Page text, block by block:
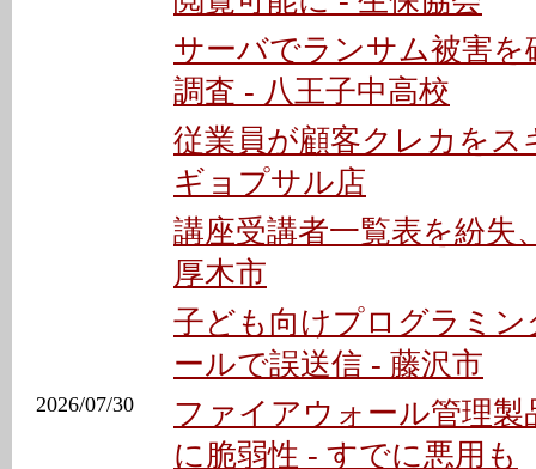
サーバでランサム被害を
調査 - 八王子中高校
従業員が顧客クレカをス
ギョプサル店
講座受講者一覧表を紛失
厚木市
子ども向けプログラミン
ールで誤送信 - 藤沢市
2026/07/30
ファイアウォール管理製
に脆弱性 - すでに悪用も